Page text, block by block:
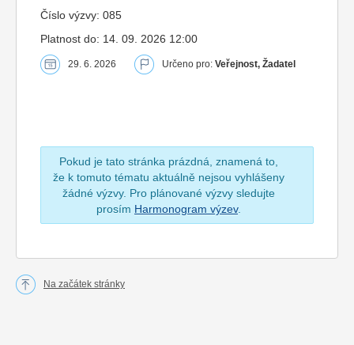
Číslo výzvy: 085
Platnost do: 14. 09. 2026 12:00
29. 6. 2026 Určeno pro: Veřejnost, Žadatel
Pokud je tato stránka prázdná, znamená to,
že k tomuto tématu aktuálně nejsou vyhlášeny
žádné výzvy. Pro plánované výzvy sledujte
prosím Harmonogram výzev.
Na začátek stránky